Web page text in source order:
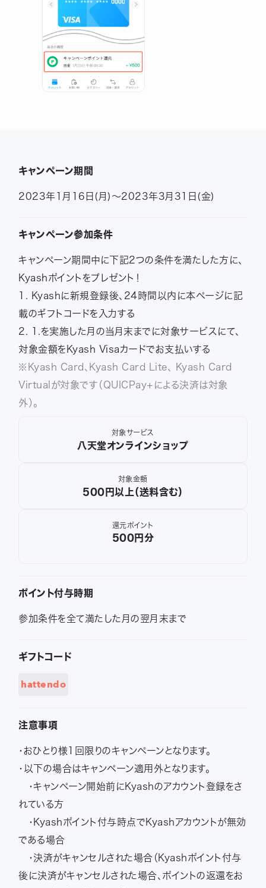
キャンペーン期間
2023年1月16日(月)～2023年3月31日(金)
キャンペーン参加条件
キャンペーン期間中に下記2つの条件を満たした方に、
Kyashポイントをプレゼント！
1. Kyashに新規登録後、24時間以内に本ページに記
載のギフトコードを入力する
2. 1.を実施した月の当月末までに対象サービスにて、
対象金額をKyash Visaカードでお支払いする
※Kyash Card、Kyash Card Lite、 Kyash Card
Virtualが対象です（QUICPay+による決済は対象
外）。
対象サービス
八天堂オンラインショップ
対象金額
500円以上（送料含む）
還元ポイント
500円分
ポイント付与時期
参加条件を全て満たした月の翌月末まで
ギフトコード
hattendo
注意事項
・おひとり様1回限りのキャンペーンとなります。
・以下の場合はキャンペーン適用外となります。
・キャンペーン開始前にKyashのアカウント登録をさ
れている方
・Kyashポイント付与時点でKyashアカウントが無効
である場合
・決済がキャンセルされた場合（Kyashポイント付与
後に決済がキャンセルされた場合、ポイントの返還をお